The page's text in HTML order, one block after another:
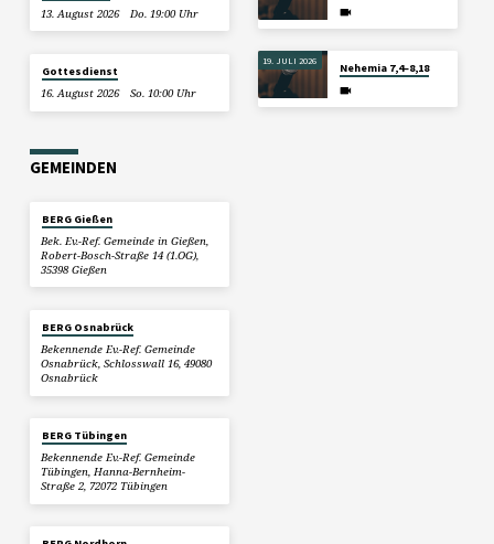
13. August 2026
Do. 19:00 Uhr
Gottesdienst
16. August 2026
So. 10:00 Uhr
19. JULI 2026
Nehemia 7,4–8,18
GEMEINDEN
BERG Gießen
Bek. Ev.-Ref. Gemeinde in Gießen,
Robert-Bosch-Straße 14 (1.OG),
35398 Gießen
BERG Osnabrück
Bekennende Ev.-Ref. Gemeinde
Osnabrück, Schlosswall 16, 49080
Osnabrück
BERG Tübingen
Bekennende Ev.-Ref. Gemeinde
Tübingen, Hanna-Bernheim-
Straße 2, 72072 Tübingen